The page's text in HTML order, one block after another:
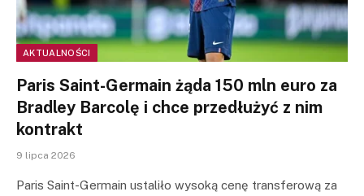
AKTUALNOŚCI
Paris Saint-Germain żąda 150 mln euro za
Bradley Barcolę i chce przedłużyć z nim
kontrakt
9 lipca 2026
Paris Saint-Germain ustaliło wysoką cenę transferową za